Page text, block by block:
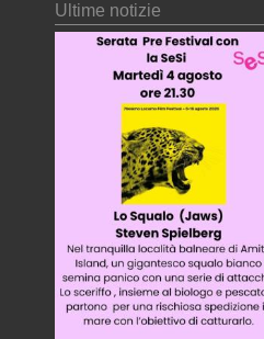
Ultime notizie